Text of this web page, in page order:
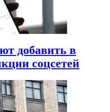
добавить в
соцсетей